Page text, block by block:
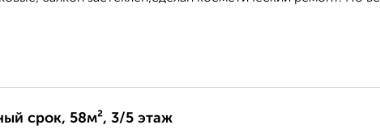
срок, 58м², 3/5 этаж